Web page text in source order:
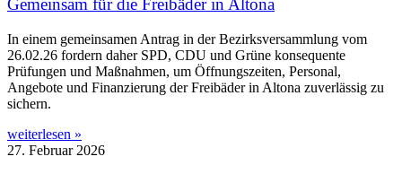
Gemeinsam für die Freibäder in Altona
In einem gemeinsamen Antrag in der Bezirksversammlung vom
26.02.26 fordern daher SPD, CDU und Grüne konsequente
Prüfungen und Maßnahmen, um Öffnungszeiten, Personal,
Angebote und Finanzierung der Freibäder in Altona zuverlässig zu
sichern.
weiterlesen »
27. Februar 2026